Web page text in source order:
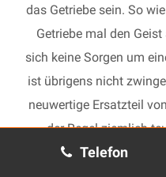
Telefon
das Getriebe sein. So
Getriebe mal den
sich keine Sorgen um
ist übrigens nicht
neuwertige Ersatzteil
der Regel ziemlich
Ersatzteilen kann